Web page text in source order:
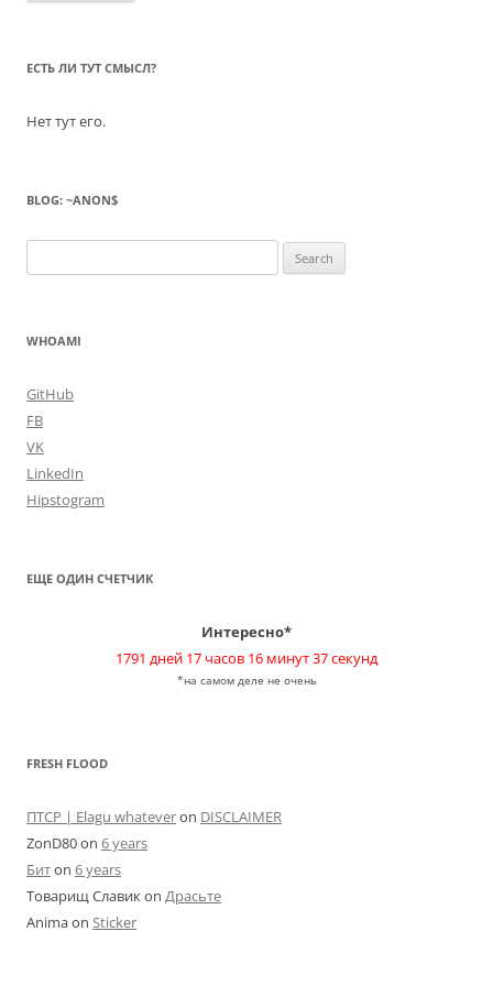
ЕСТЬ ЛИ ТУТ СМЫСЛ?
Нет тут его.
BLOG: ~ANON$
for:
WHOAMI
GitHub
FB
VK
LinkedIn
Hipstogram
ЕЩЕ ОДИН СЧЕТЧИК
Интересно*
1791 дней 17 часов 16 минут 37 секунд
*на самом деле не очень
FRESH FLOOD
ПТСР | Elagu whateveron DISCLAIMER
ZonD80on 6 years
Битon 6 years
Товарищ Славикon Драсьте
Animaon Sticker